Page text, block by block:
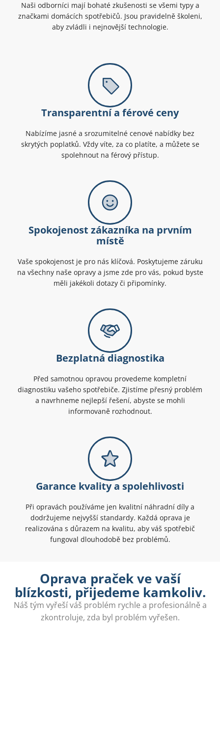
Naši odborníci mají bohaté zkušenosti se všemi typy a
značkami domácích spotřebičů. Jsou pravidelně školeni,
aby zvládli i nejnovější technologie.
Transparentní a férové ceny
Nabízíme jasné a srozumitelné cenové nabídky bez
skrytých poplatků. Vždy víte, za co platíte, a můžete se
spolehnout na férový přístup.
Spokojenost zákazníka na prvním
místě
Vaše spokojenost je pro nás klíčová. Poskytujeme záruku
na všechny naše opravy a jsme zde pro vás, pokud byste
měli jakékoli dotazy či připomínky.
Bezplatná diagnostika
Před samotnou opravou provedeme kompletní
diagnostiku vašeho spotřebiče. Zjistíme přesný problém
a navrhneme nejlepší řešení, abyste se mohli
informovaně rozhodnout.
Garance kvality a spolehlivosti
Při opravách používáme jen kvalitní náhradní díly a
dodržujeme nejvyšší standardy. Každá oprava je
realizována s důrazem na kvalitu, aby váš spotřebič
fungoval dlouhodobě bez problémů.
Oprava praček ve vaší
blízkosti, přijedeme kamkoliv.
Náš tým vyřeší váš problém rychle a profesionálně a
zkontroluje, zda byl problém vyřešen.